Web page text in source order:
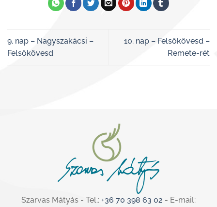
9. nap – Nagyszakácsi –
Felsőkövesd
10. nap – Felsőkövesd –
Remete-rét
Szarvas Mátyás - Tel.: +36 70 398 63 02 - E-mail: